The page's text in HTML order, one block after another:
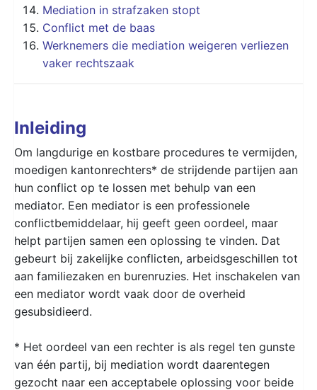
Mediation in strafzaken stopt
Conflict met de baas
Werknemers die mediation weigeren verliezen
vaker rechtszaak
Inleiding
Om langdurige en kostbare procedures te vermijden,
moedigen kantonrechters* de strijdende partijen aan
hun conflict op te lossen met behulp van een
mediator. Een mediator is een professionele
conflictbemiddelaar, hij geeft geen oordeel, maar
helpt partijen samen een oplossing te vinden. Dat
gebeurt bij zakelijke conflicten, arbeidsgeschillen tot
aan familiezaken en burenruzies. Het inschakelen van
een mediator wordt vaak door de overheid
gesubsidieerd.
* Het oordeel van een rechter is als regel ten gunste
van één partij, bij mediation wordt daarentegen
gezocht naar een acceptabele oplossing voor beide